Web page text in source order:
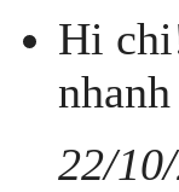
Hi
22/